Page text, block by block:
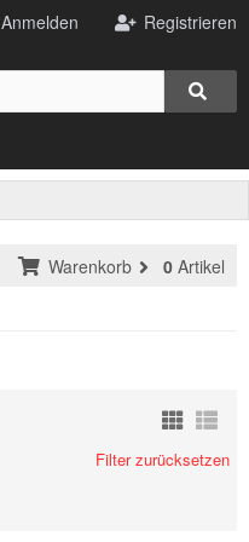
Registrieren
Anmelden
Warenkorb 0 Artikel
Filter zurücksetzen